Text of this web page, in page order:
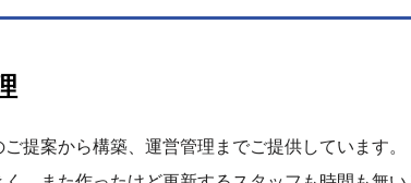
提案から構築、運営管理までご提供しています。